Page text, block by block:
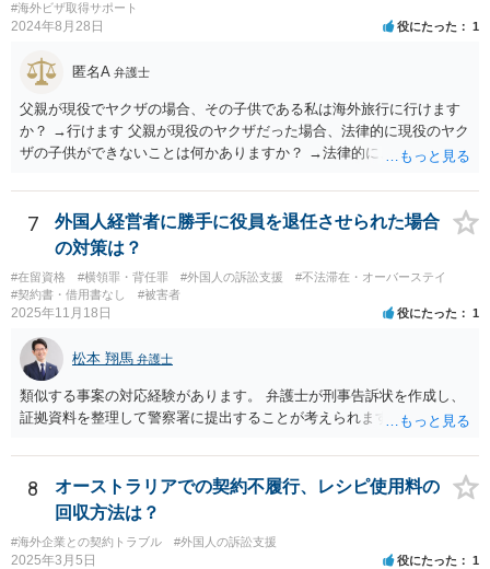
#海外ビザ取得サポート
2024年8月28日 役にたった 1
匿名A 弁護士
父親が現役でヤクザの場合、その子供である私は海外旅行に行けます
か？ →行けます 父親が現役のヤクザだった場合、法律的に現役のヤク
ザの子供ができないことは何かありますか？ →法律的に、ということ
7
外国人経営者に勝手に役員を退任させられた場合
の対策は？
#在留資格 #横領罪・背任罪 #外国人の訴訟支援
#不法滞在・オーバーステイ
#契約書・借用書なし
#被害者
2025年11月18日 役にたった 1
松本 翔馬 弁護士
類似する事案の対応経験があります。 弁護士が刑事告訴状を作成し、
証拠資料を整理して警察署に提出することが考えられます。
8
オーストラリアでの契約不履行、レシピ使用料の
回収方法は？
#海外企業との契約トラブル #外国人の訴訟支援
2025年3月5日 役にたった 1